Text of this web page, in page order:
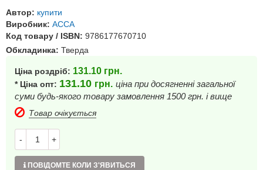
Автор: купити
Виробник: АССА
Код товару / ISBN: 9786177670710
Обкладинка: Тверда
Ціна роздріб: 131.10 грн.
* Ціна опт: 131.10 грн. ціна при досягненні загальної
суми будь-якого товару замовлення 1500 грн. і вище
Товар очікується
- +
ПОВІДОМТЕ КОЛИ З'ЯВИТЬСЯ